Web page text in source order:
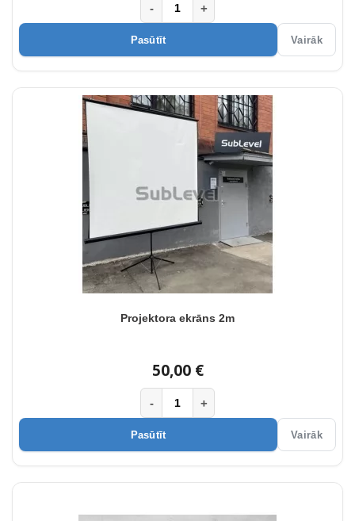
- +
Pasūtīt Vairāk
Projektora ekrāns 2m
50,00 €
- +
Pasūtīt Vairāk